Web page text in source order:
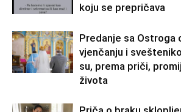
koju se prepričava
Predanje sa Ostroga
vjenčanju i
su, prema priči,
života